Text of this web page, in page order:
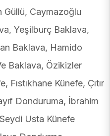
Güllü, Caymazoğlu
Yeşilburç Baklava,
Baklava, Hamido
Baklava, Özikizler
Fıstıkhane Künefe, Çıtır
Donduruma, İbrahim
Usta Künefe